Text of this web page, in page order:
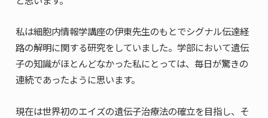
私は細胞内情報学講座の伊東先生のもとでシグナル伝達経
路の解明に関する研究をしていました。学部において遺伝
子の知識がほとんどなかった私にとっては、毎日が驚きの
連続であったように思います。
現在は世界初のエイズの遺伝子治療法の確立を目指し、そ